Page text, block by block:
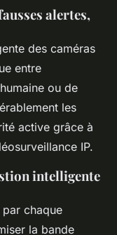
alertes,
des caméras
entre
ou de
les
active grâce à
IP.
intelligente
chaque
la bande